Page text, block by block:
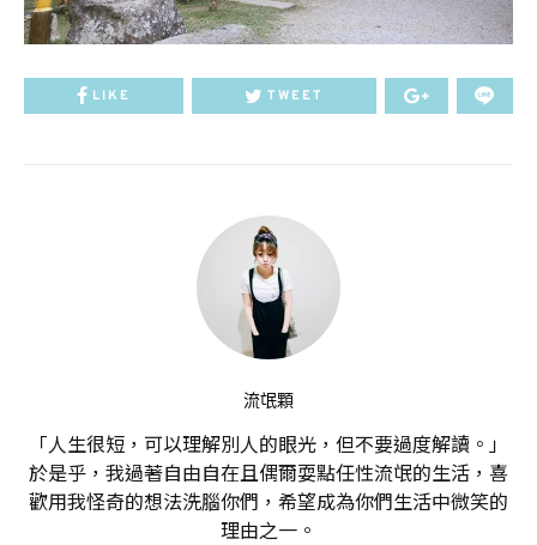
LIKE TWEET
流氓顆
「人生很短，可以理解別人的眼光，但不要過度解讀。」
於是乎，我過著自由自在且偶爾耍點任性流氓的生活，喜
歡用我怪奇的想法洗腦你們，希望成為你們生活中微笑的
理由之一。